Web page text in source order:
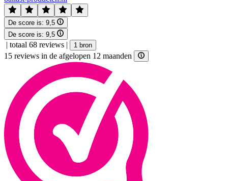
De score is: 9,5
De score is: 9,5
| totaal 68 reviews | 1 bron
15 reviews in de afgelopen 12 maanden